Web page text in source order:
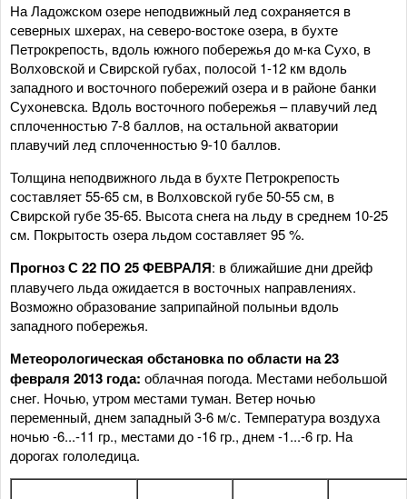
На Ладожском озере неподвижный лед сохраняется в
северных шхерах, на северо-востоке озера, в бухте
Петрокрепость, вдоль южного побережья до м-ка Сухо, в
Волховской и Свирской губах, полосой 1-12 км вдоль
западного и восточного побережий озера и в районе банки
Сухоневска. Вдоль восточного побережья – плавучий лед
сплоченностью 7-8 баллов, на остальной акватории
плавучий лед сплоченностью 9-10 баллов.
Толщина неподвижного льда в бухте Петрокрепость
составляет 55-65 см, в Волховской губе 50-55 см, в
Свирской губе 35-65. Высота снега на льду в среднем 10-25
см. Покрытость озера льдом составляет 95 %.
Прогноз С 22 ПО 25 ФЕВРАЛЯ: в ближайшие дни дрейф
плавучего льда ожидается в восточных направлениях.
Возможно образование заприпайной полыньи вдоль
западного побережья.
Метеорологическая обстановка по области на 23
февраля 2013 года: облачная погода. Местами небольшой
снег. Ночью, утром местами туман. Ветер ночью
переменный, днем западный 3-6 м/с. Температура воздуха
ночью -6...-11 гр., местами до -16 гр., днем -1...-6 гр. На
дорогах гололедица.